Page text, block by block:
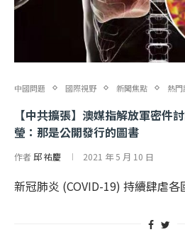
中國問題 國際視野 新聞焦點 熱門
【中共擴張】澳媒指解放軍密件
瑩：那是公開發行的圖書
作者 邱 祐慶 2021 年 5 月 10 日
新冠肺炎 (COVID-19) 持續肆虐